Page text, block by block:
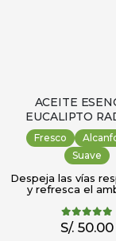
ACEITE
EUCALIPTO
Fresco
Suave
Despeja las vías
y refresca el
5.00out
S/. 50.00